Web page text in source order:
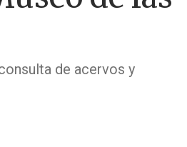
de acervos y